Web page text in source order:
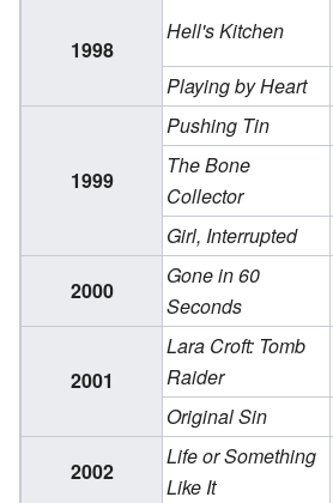
1998
Hell's Kitchen
Playing by Heart
1999
Pushing Tin
The Bone
Collector
Girl, Interrupted
2000
Gone in 60
Seconds
2001
Lara Croft: Tomb
Raider
Original Sin
2002
Life or Something
Like It